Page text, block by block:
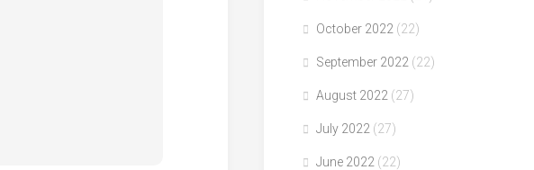
October 2022 (22)
September 2022 (22)
August 2022 (27)
July 2022 (27)
June 2022 (22)